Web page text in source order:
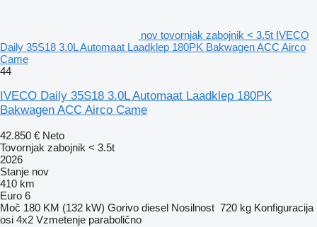
nov tovornjak zabojnik < 3.5t IVECO
Daily 35S18 3.0L Automaat Laadklep 180PK Bakwagen ACC Airco
Came
44
IVECO Daily 35S18 3.0L Automaat Laadklep 180PK
Bakwagen ACC Airco Came
42.850 € Neto
Tovornjak zabojnik < 3.5t
2026
Stanje nov
410 km
Euro 6
Moč 180 KM (132 kW) Gorivo diesel Nosilnost 720 kg Konfiguracija
osi 4x2 Vzmetenje parabolično